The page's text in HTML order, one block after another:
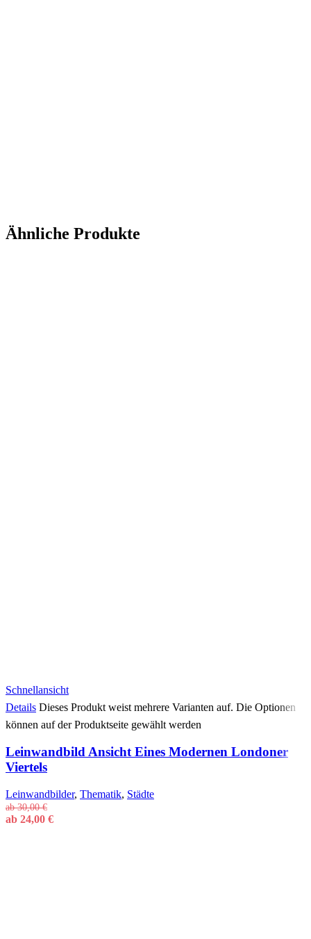
Ähnliche Produkte
Schnellansicht
Details Dieses Produkt weist mehrere Varianten auf. Die Optionen
können auf der Produktseite gewählt werden
Leinwandbild Ansicht Eines Modernen Londoner
Viertels
Leinwandbilder, Thematik, Städte
ab30,00€
ab 24,00 €